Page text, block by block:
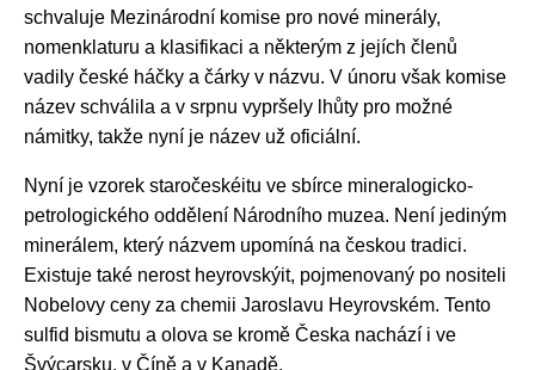
schvaluje Mezinárodní komise pro nové minerály,
nomenklaturu a klasifikaci a některým z jejích členů
vadily české háčky a čárky v názvu. V únoru však komise
název schválila a v srpnu vypršely lhůty pro možné
námitky, takže nyní je název už oficiální.
Nyní je vzorek staročeskéitu ve sbírce mineralogicko-
petrologického oddělení Národního muzea. Není jediným
minerálem, který názvem upomíná na českou tradici.
Existuje také nerost heyrovskýit, pojmenovaný po nositeli
Nobelovy ceny za chemii Jaroslavu Heyrovském. Tento
sulfid bismutu a olova se kromě Česka nachází i ve
Švýcarsku, v Číně a v Kanadě.